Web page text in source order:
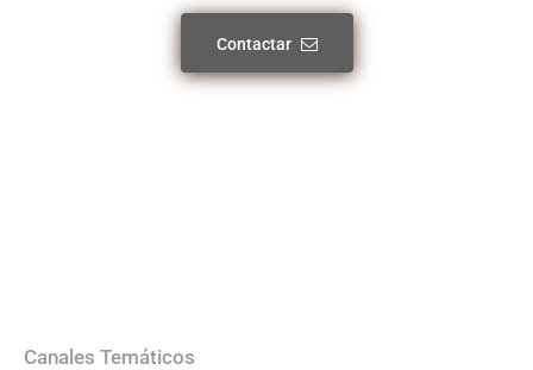
Contactar
Canales Temáticos